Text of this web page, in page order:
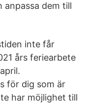
anpassa dem till
inte får
års feriearbete
för dig som är
har möjlighet till